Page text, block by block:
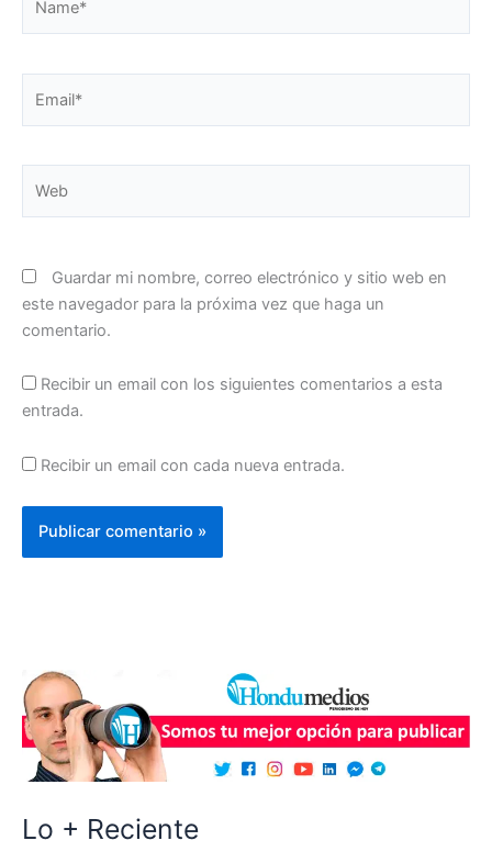
Guardar mi nombre, correo electrónico y sitio web en
este navegador para la próxima vez que haga un
comentario.
Recibir un email con los siguientes comentarios a esta
entrada.
Recibir un email con cada nueva entrada.
Lo + Reciente